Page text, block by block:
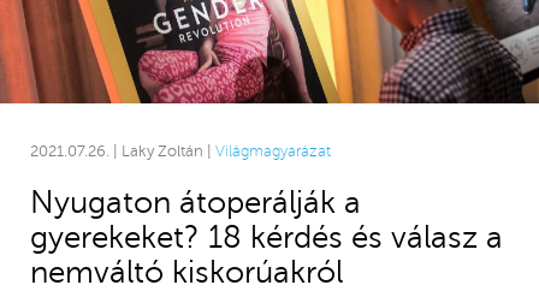
2021.07.26. | Laky Zoltán | Világmagyarázat
Nyugaton átoperálják a
gyerekeket? 18 kérdés és válasz a
nemváltó kiskorúakról